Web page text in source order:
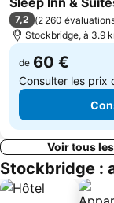
7,2 (2 260
Stockbridge, à 3.9
de 60 €
Consulter les prix
Voir tous
Stockbridge :